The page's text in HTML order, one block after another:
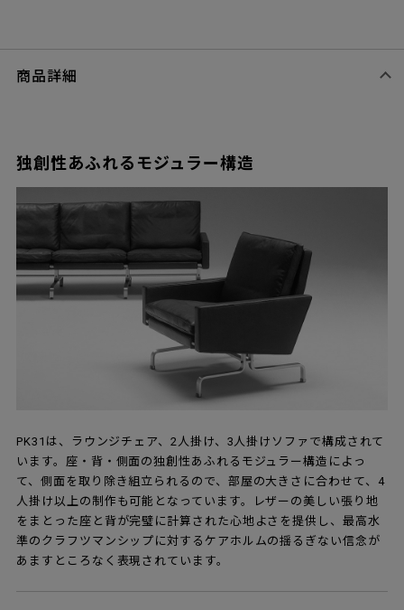
商品詳細
独創性あふれるモジュラー構造
PK31は、ラウンジチェア、2人掛け、3人掛けソファで構成されて
います。座・背・側面の独創性あふれるモジュラー構造によっ
て、側面を取り除き組立られるので、部屋の大きさに合わせて、4
人掛け以上の制作も可能となっています。レザーの美しい張り地
をまとった座と背が完璧に計算された心地よさを提供し、最高水
準のクラフツマンシップに対するケアホルムの揺るぎない信念が
あますところなく表現されています。